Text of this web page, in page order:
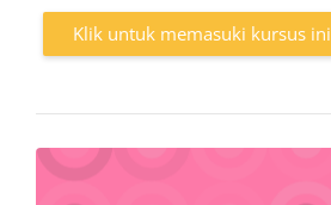
Klik untuk memasuki kursus ini